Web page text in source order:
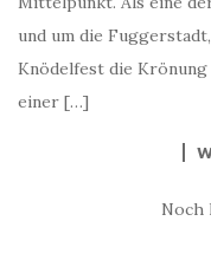
und um die
Knödelfest die
einer […]
Noch